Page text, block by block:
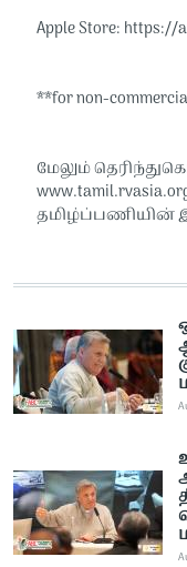
Apple Store: https://
**for non-
மேலும்
தமிழ்ப்பணியின்